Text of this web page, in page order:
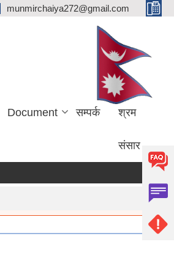
munmirchaiya272@gmail.com
Document सम्पर्क श्रम
संसार